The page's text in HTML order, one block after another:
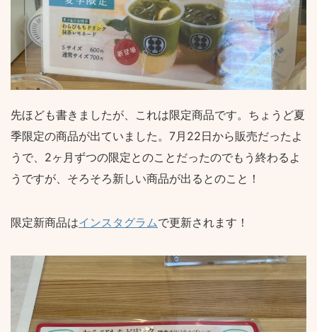
先ほども書きましたが、これは限定商品です。ちょうど夏
季限定の商品が出ていました。7月22日から販売だったよ
うで、2ヶ月ずつの限定とのことだったのでもう終わるよ
うですが、そろそろ新しい商品が出るとのこと！
限定新商品はインスタグラムで更新されます！